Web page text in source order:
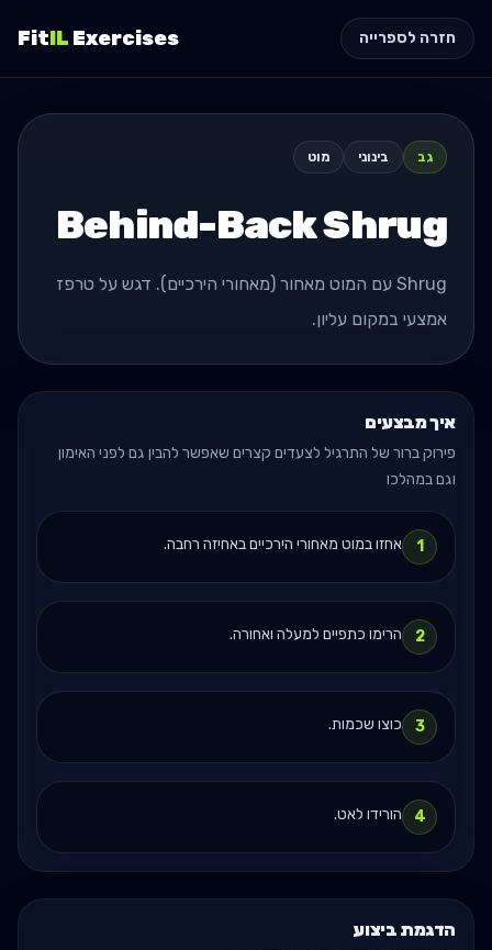
חזרה לספרייה FitIL Exercises
גב בינוני מוט
Behind-Back Shrug
Shrug עם המוט מאחור (מאחורי הירכיים). דגש על טרפז
אמצעי במקום עליון.
איך מבצעים
פירוק ברור של התרגיל לצעדים קצרים שאפשר להבין גם לפני האימון
וגם במהלכו
1 אחזו במוט מאחורי הירכיים באחיזה רחבה.
2 הרימו כתפיים למעלה ואחורה.
3 כוצו שכמות.
4 הורידו לאט.
הדגמת ביצוע